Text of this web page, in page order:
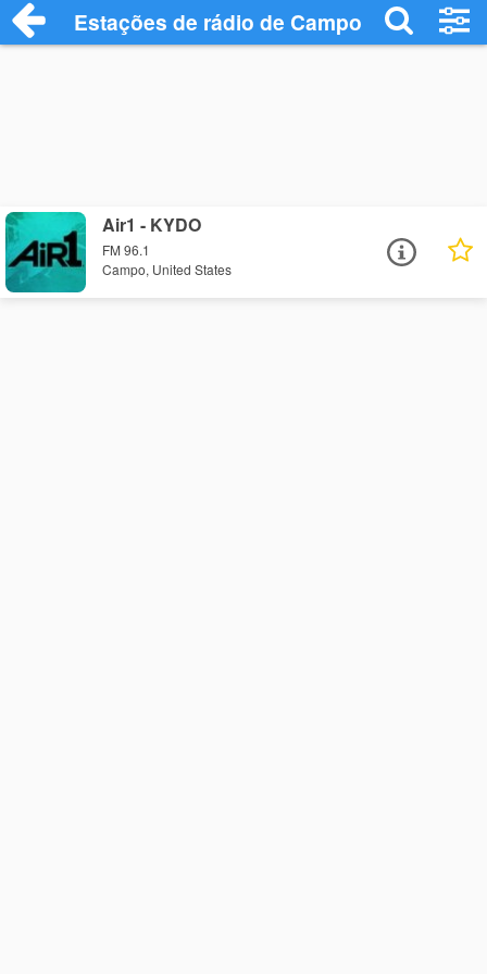
Estações de rádio de Campo - Ouça
Air1 - KYDO
FM 96.1
Campo, United States